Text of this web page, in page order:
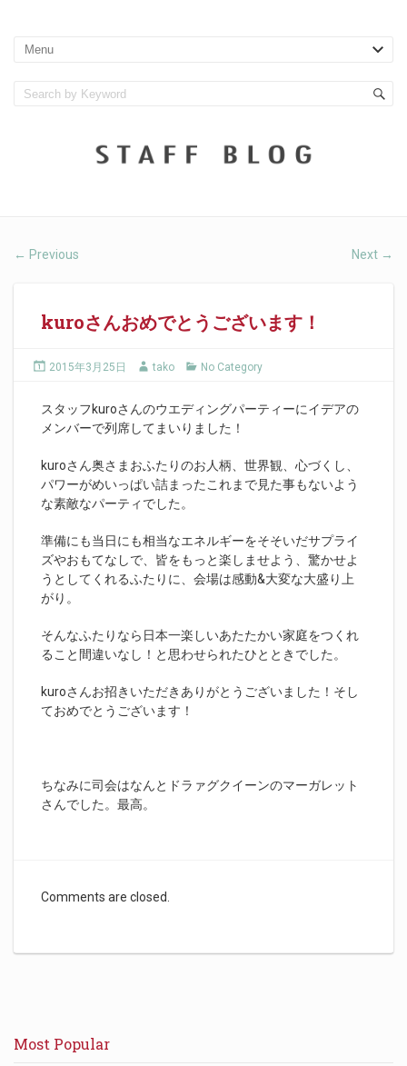
← Previous Next →
kuroさんおめでとうございます！
2015年3月25日 tako No Category
スタッフkuroさんのウエディングパーティーにイデアの
メンバーで列席してまいりました！
kuroさん奥さまおふたりのお人柄、世界観、心づくし、
パワーがめいっぱい詰まったこれまで見た事もないよう
な素敵なパーティでした。
準備にも当日にも相当なエネルギーをそそいだサプライ
ズやおもてなしで、皆をもっと楽しませよう、驚かせよ
うとしてくれるふたりに、会場は感動&大変な大盛り上
がり。
そんなふたりなら日本一楽しいあたたかい家庭をつくれ
ること間違いなし！と思わせられたひとときでした。
kuroさんお招きいただきありがとうございました！そし
ておめでとうございます！
ちなみに司会はなんとドラァグクイーンのマーガレット
さんでした。最高。
Comments are closed.
Most Popular